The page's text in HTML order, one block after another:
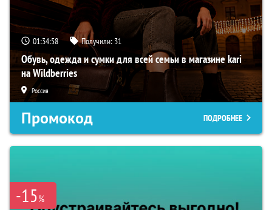
01:34:57 Получили: 31
Обувь, одежда и сумки для всей семьи в магазине kari
на Wildberries
Россия
Промокод ПОДРОБНЕЕ
-15%